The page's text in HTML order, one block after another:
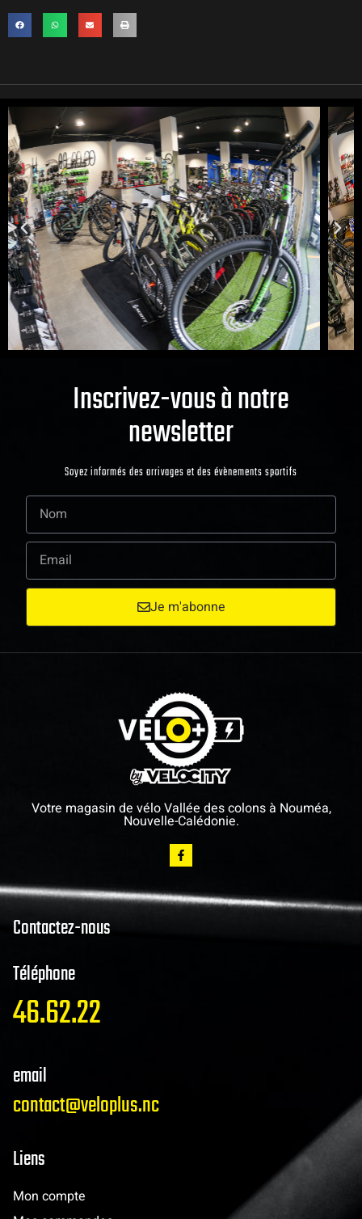
Inscrivez-vous à notre
newsletter
Soyez informés des arrivages et des évènements sportifs
Je m'abonne
Votre magasin de vélo Vallée des colons à Nouméa,
Nouvelle-Calédonie.
Contactez-nous
Téléphone
46.62.22
email
contact@veloplus.nc
Liens
Mon compte